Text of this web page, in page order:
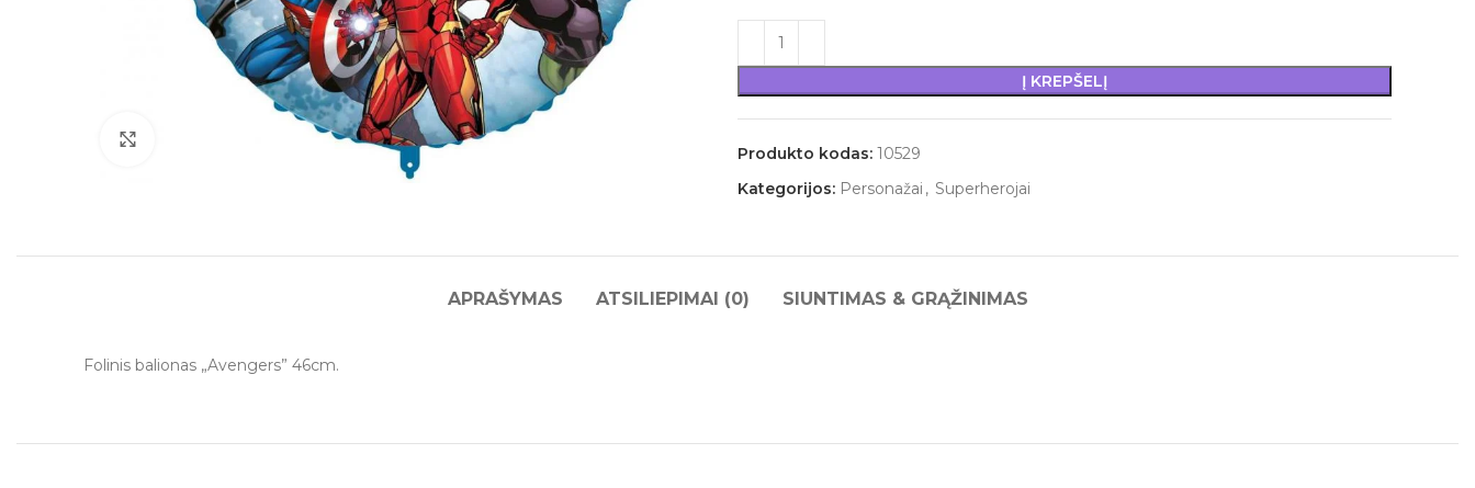
Į KREPŠELĮ
Produkto kodas: 10529
Kategorijos: Personažai , Superherojai
APRAŠYMAS ATSILIEPIMAI (0) SIUNTIMAS & GRĄŽINIMAS
Folinis balionas „Avengers” 46cm.